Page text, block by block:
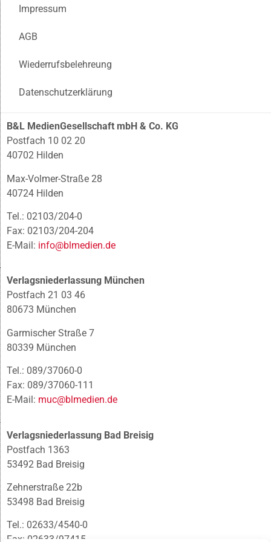
Impressum
AGB
Wiederrufsbelehreung
Datenschutzerklärung
B&L MedienGesellschaft mbH & Co. KG
Postfach 10 02 20
40702 Hilden
Max-Volmer-Straße 28
40724 Hilden
Tel.: 02103/204-0
Fax: 02103/204-204
E-Mail: info@blmedien.de
Verlagsniederlassung München
Postfach 21 03 46
80673 München
Garmischer Straße 7
80339 München
Tel.: 089/37060-0
Fax: 089/37060-111
E-Mail: muc@blmedien.de
Verlagsniederlassung Bad Breisig
Postfach 1363
53492 Bad Breisig
Zehnerstraße 22b
53498 Bad Breisig
Tel.: 02633/4540-0
Fax: 02633/97415